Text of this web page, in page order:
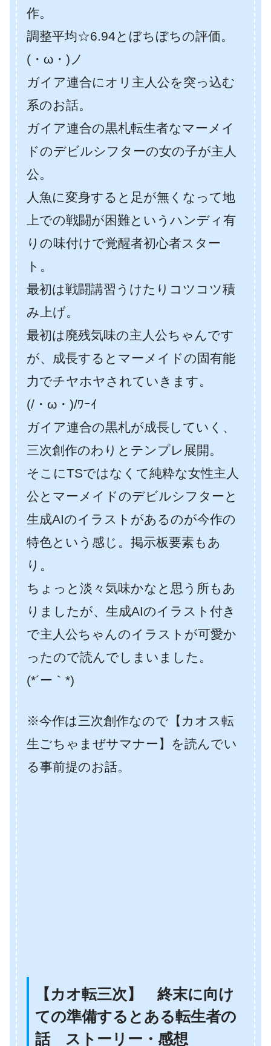
作。
調整平均☆6.94とぼちぼちの評価。
(・ω・)ノ
ガイア連合にオリ主人公を突っ込む
系のお話。
ガイア連合の黒札転生者なマーメイ
ドのデビルシフターの女の子が主人
公。
人魚に変身すると足が無くなって地
上での戦闘が困難というハンディ有
りの味付けで覚醒者初心者スター
ト。
最初は戦闘講習うけたりコツコツ積
み上げ。
最初は廃残気味の主人公ちゃんです
が、成長するとマーメイドの固有能
力でチヤホヤされていきます。
(/・ω・)/ﾜｰｲ
ガイア連合の黒札が成長していく、
三次創作のわりとテンプレ展開。
そこにTSではなくて純粋な女性主人
公とマーメイドのデビルシフターと
生成AIのイラストがあるのが今作の
特色という感じ。掲示板要素もあ
り。
ちょっと淡々気味かなと思う所もあ
りましたが、生成AIのイラスト付き
で主人公ちゃんのイラストが可愛か
ったので読んでしまいました。
(*´ー｀*)
※今作は三次創作なので【カオス転
生ごちゃまぜサマナー】を読んでい
る事前提のお話。
【カオ転三次】 終末に向け
ての準備するとある転生者の
話 ストーリー・感想